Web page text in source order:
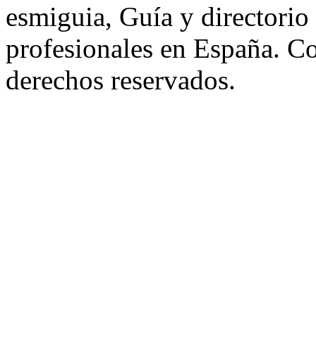
esmiguia, Guía y directorio
profesionales en España.
derechos reservados.